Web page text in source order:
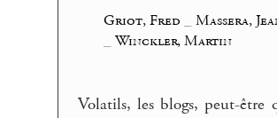
Griot, Fred
Massera,
Winckler, Martin
Volatils, les blogs, peut-être